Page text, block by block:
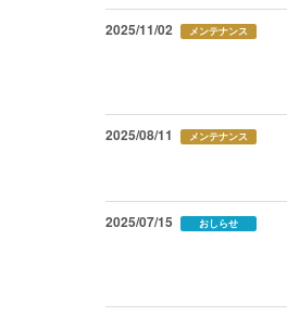
2025/11/02 メンテナンス
2025/08/11 メンテナンス
2025/07/15 おしらせ